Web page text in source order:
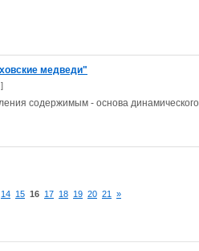
медведи"
]
содержимым - основа
14 15 16 17 18 19 20 21 »